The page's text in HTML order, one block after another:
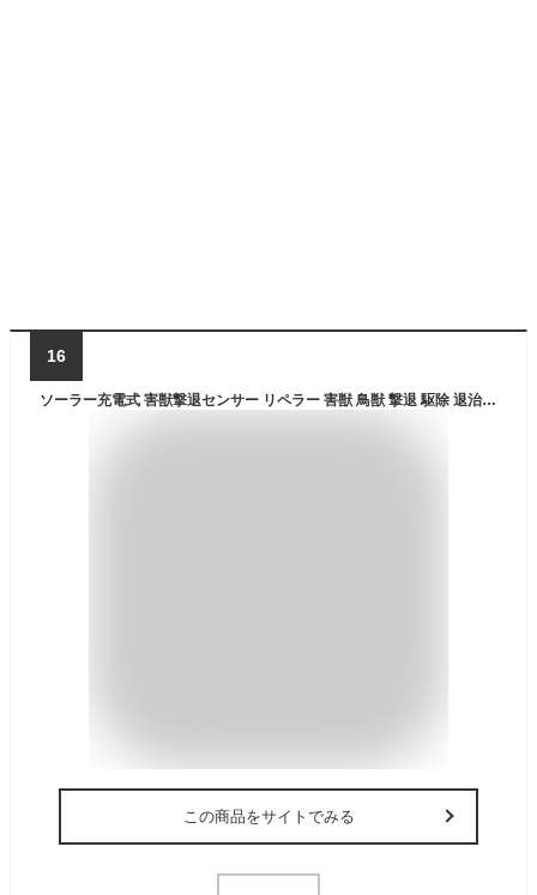
16
ソーラー充電式 害獣撃退センサー リペラー 害獣 鳥獣 撃退 駆除 退治 対策 作物被害 フン 騒音対策 超音波 警告音 LEDライト ガーデニング 庭 畑 アウトドア キャンプ ネズミ ハト タヌキ 犬 キツネ テン 猫 アライグマ アナグマ スカンク コウモリ 鳥 父の日 プレゼント
この商品をサイトでみる